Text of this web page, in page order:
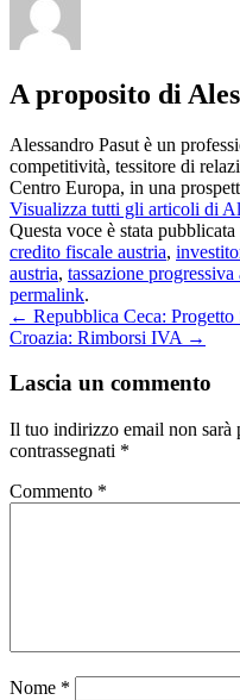
A proposito di
Alessandro Pasut è un
competitività, tessitore di
Centro Europa, in una
Visualizza tutti gli articoli di
Questa voce è stata pubblicata
credito fiscale austria,
austria, tassazione progressiva
permalink.
← Repubblica Ceca: Progetto
Croazia: Rimborsi IVA →
Lascia un commento
Il tuo indirizzo email non sarà
contrassegnati *
Commento *
Nome *